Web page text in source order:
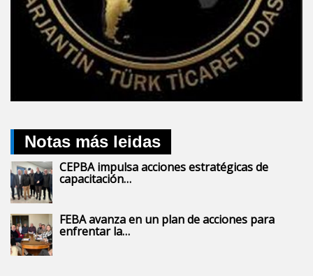
Notas más leidas
CEPBA impulsa acciones estratégicas de
capacitación…
FEBA avanza en un plan de acciones para
enfrentar la…